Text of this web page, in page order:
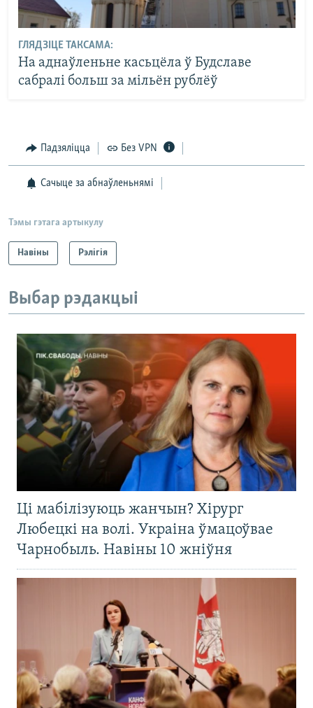
ГЛЯДЗІЦЕ ТАКСАМА:
На аднаўленьне касьцёла ў Будславе
сабралі больш за мільён рублёў
Падзяліцца Без VPN
Сачыце за абнаўленьнямі
Тэмы гэтага артыкулу
Навіны Рэлігія
Выбар рэдакцыі
Ці мабілізуюць жанчын? Хірург
Любецкі на волі. Украіна ўмацоўвае
Чарнобыль. Навіны 10 жніўня